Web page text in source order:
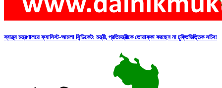
স্বাস্থ্য মন্ত্রণালয়ে ফ্যাসিস্ট-আমলা সিন্ডিকেট: মন্ত্রী, প্রতিমন্ত্রীকে তোয়াক্কা করছেন না চুক্তিভিত্তিক সচিব!